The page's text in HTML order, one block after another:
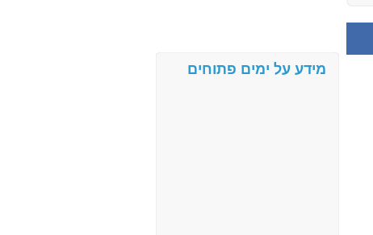
מידע על ימים פתוחים